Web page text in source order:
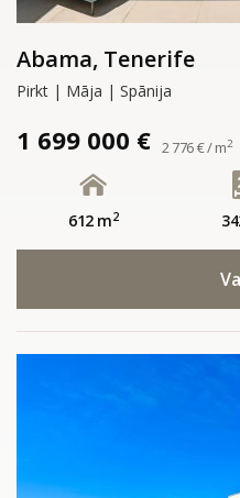
Abama, Tenerife
Pirkt | Māja | Spānija
1 699 000 € 2 776 € / m2
612 m2